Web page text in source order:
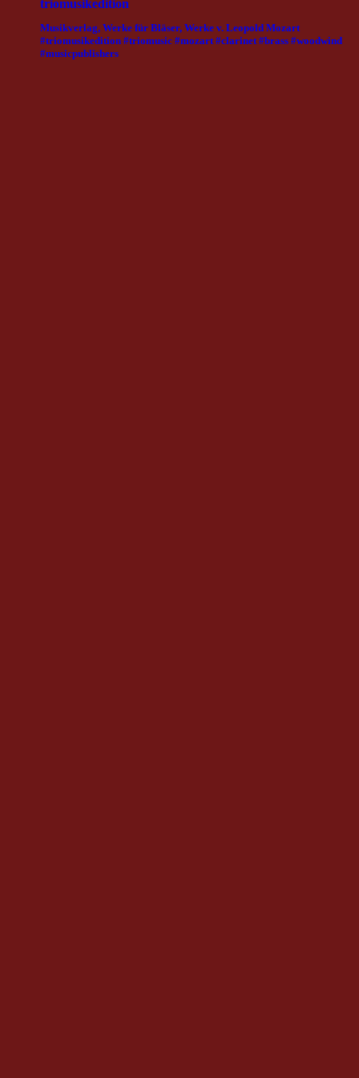
triomusikedition
Musikverlag, Werke für Bläser, Werke v. Leopold Mozart
#triomusikedition #triomusic #mozart #clarinet #brass #woodwind
#musicpublishers